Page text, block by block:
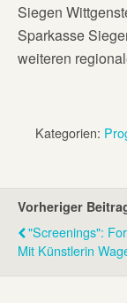
Siegen
Sparkasse
weiteren
Kategorien:
Vorheriger
"Screenings":
Mit Künstlerin